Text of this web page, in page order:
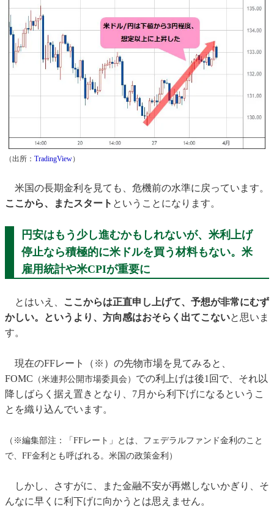
（出所： TradingView）
米国の長期金利を見ても、危機前の水準に戻っています。
ここから、またスタート ということになります。
円安はもう少し進むかもしれないが、米利上げ
停止なら積極的に米ドルを買う材料もない。米
雇用統計や米CPIが重要に
とはいえ、
ここからは正直申し上げて、予想が非常にむず
かしい。というより、方向感はおそらく出てこないと思いま
す。
現在のFFレート（※）の先物市場を見てみると、
FOMC （米連邦公開市場委員会） での利上げは後1回で、それ以
降しばらく据え置きとなり、7月から利下げになるというこ
とを織り込んでいます。
（※編集部注：「FFレート」とは、フェデラルファンド金利のこと
で、FF金利とも呼ばれる。米国の政策金利）
しかし、さすがに、また金融不安が再燃しないかぎり、そ
んなに早くに利下げに向かうとは思えません。